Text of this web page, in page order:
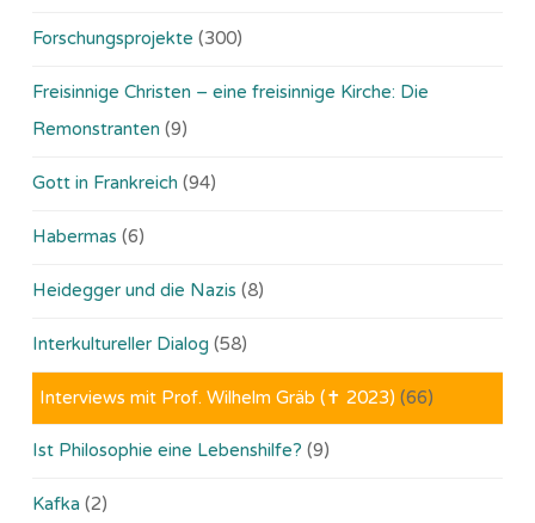
Forschungsprojekte (300)
Freisinnige Christen – eine freisinnige Kirche: Die
Remonstranten (9)
Gott in Frankreich (94)
Habermas (6)
Heidegger und die Nazis (8)
Interkultureller Dialog (58)
Interviews mit Prof. Wilhelm Gräb (✝ 2023) (66)
Ist Philosophie eine Lebenshilfe? (9)
Kafka (2)